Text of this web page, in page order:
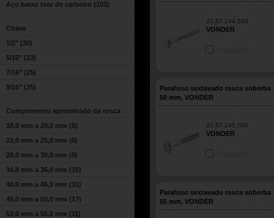
Aço baixo teor de carbono (103)
Chave
1/2" (30)
5/16" (23)
7/16" (25)
9/16" (25)
Comprimento aproximado da rosca
18,0 mm a 20,0 mm (5)
22,0 mm a 25,0 mm (8)
28,0 mm a 30,0 mm (8)
34,0 mm a 35,0 mm (16)
40,0 mm a 45,0 mm (31)
45,0 mm a 50,0 mm (17)
52,0 mm a 55,0 mm (11)
20.87.144.500
VONDER
Parafuso sextavado rosca soberba
50 mm, VONDER
20.87.145.000
VONDER
Parafuso sextavado rosca soberba
55 mm, VONDER